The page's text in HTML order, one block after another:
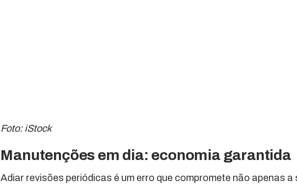
Foto: iStock
Manutenções em dia: economia garantida
Adiar revisões periódicas é um erro que compromete não apenas